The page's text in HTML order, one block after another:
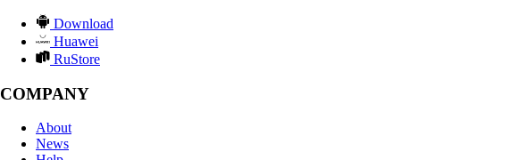
Download
Huawei
RuStore
COMPANY
About
News